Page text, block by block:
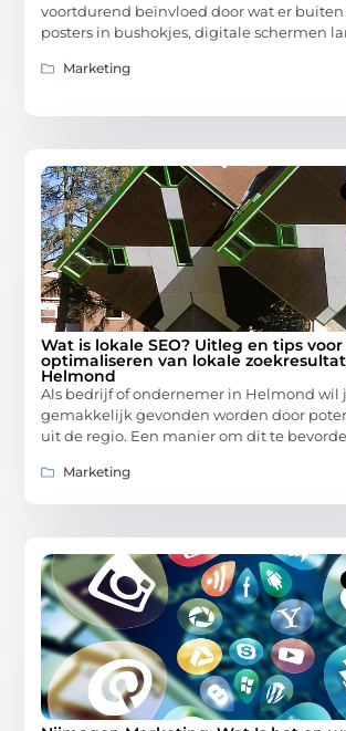
voortdurend beïnvloed door wat er buiten
posters in bushokjes, digitale schermen
Marketing
Wat is lokale SEO? Uitleg en tips
optimaliseren van lokale
Helmond
Als bedrijf of ondernemer in Helmond wil
gemakkelijk gevonden worden door
uit de regio. Een manier om dit te
Marketing